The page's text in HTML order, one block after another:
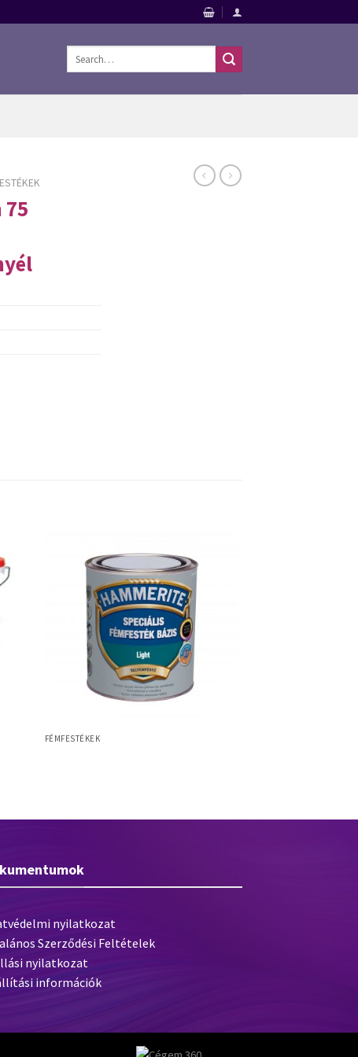
75
FÉMFESTÉKEK
nyilatkozat
Szerződési Feltételek
nyilatkozat
információk